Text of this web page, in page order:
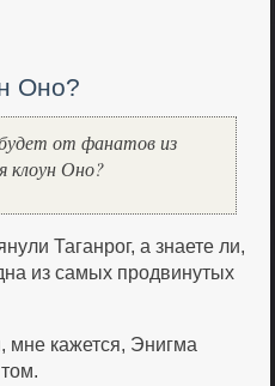
Оно?
от фанатов из
клоун Оно?
Таганрог, а знаете ли,
из самых продвинутых
мне кажется, Энигма